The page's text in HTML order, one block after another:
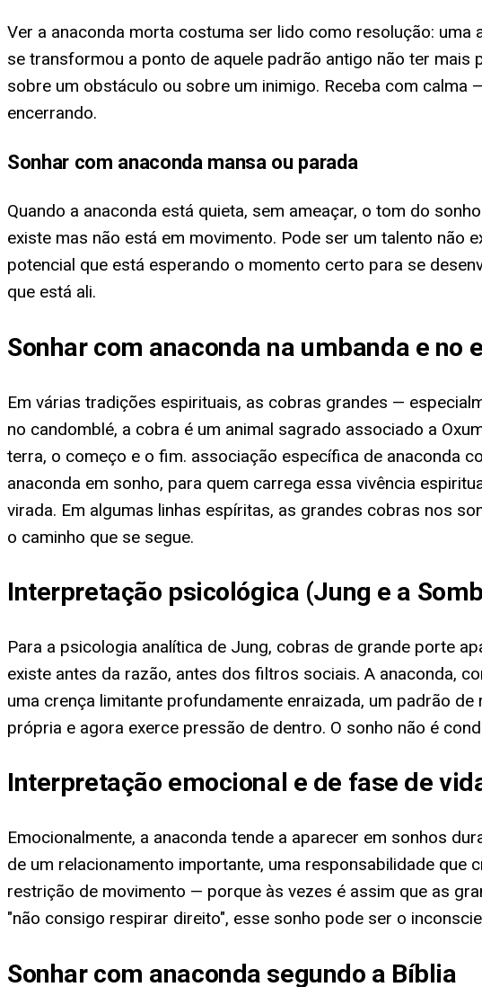
Ver a anaconda morta costuma ser lido como resolução:
se transformou a ponto de aquele padrão antigo não ter
sobre um obstáculo ou sobre um inimigo. Receba com
encerrando.
Sonhar com anaconda mansa ou parada
Quando a anaconda está quieta, sem ameaçar, o tom do
existe mas não está em movimento. Pode ser um talento não
potencial que está esperando o momento certo para se
que está ali.
Sonhar com anaconda na umbanda e no
Em várias tradições espirituais, as cobras grandes —
no candomblé, a cobra é um animal sagrado associado a
terra, o começo e o fim. associação específica de anaconda
anaconda em sonho, para quem carrega essa vivência
virada. Em algumas linhas espíritas, as grandes cobras nos
o caminho que se segue.
Interpretação psicológica (Jung e a
Para a psicologia analítica de Jung, cobras de grande porte
existe antes da razão, antes dos filtros sociais. A anaconda,
uma crença limitante profundamente enraizada, um padrão
própria e agora exerce pressão de dentro. O sonho não é
Interpretação emocional e de fase de
Emocionalmente, a anaconda tende a aparecer em sonhos
de um relacionamento importante, uma responsabilidade
restrição de movimento — porque às vezes é assim que as
"não consigo respirar direito", esse sonho pode ser o
Sonhar com anaconda segundo a Bíblia